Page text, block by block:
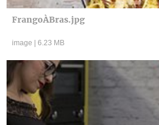
FrangoÀBras.jpg
image 6.23 MB